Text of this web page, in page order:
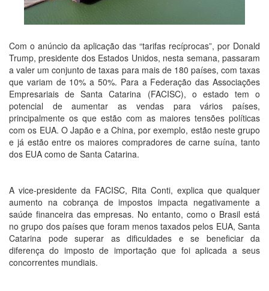
Com o anúncio da aplicação das “tarifas recíprocas”, por Donald
Trump, presidente dos Estados Unidos, nesta semana, passaram
a valer um conjunto de taxas para mais de 180 países, com taxas
que variam de 10% a 50%. Para a Federação das Associações
Empresariais de Santa Catarina (FACISC), o estado tem o
potencial de aumentar as vendas para vários países,
principalmente os que estão com as maiores tensões políticas
com os EUA. O Japão e a China, por exemplo, estão neste grupo
e já estão entre os maiores compradores de carne suína, tanto
dos EUA como de Santa Catarina.
A vice-presidente da FACISC, Rita Conti, explica que qualquer
aumento na cobrança de impostos impacta negativamente a
saúde financeira das empresas. No entanto, como o Brasil está
no grupo dos países que foram menos taxados pelos EUA, Santa
Catarina pode superar as dificuldades e se beneficiar da
diferença do imposto de importação que foi aplicada a seus
concorrentes mundiais.